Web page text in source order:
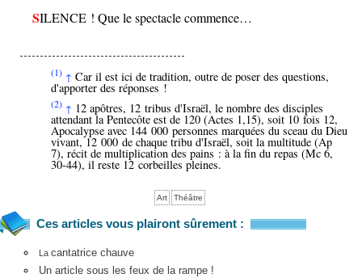
SILENCE ! Que le spectacle commence…
(1) ↑ Car il est ici de tradition, outre de poser des questions,
d'apporter des réponses !
(2) ↑ 12 apôtres, 12 tribus d'Israël, le nombre des disciples
attendant la Pentecôte est de 120 (Actes 1,15), soit 10 fois 12,
Apocalypse avec 144 000 personnes marquées du sceau du Dieu
vivant, 12 000 de chaque tribu d'Israël, soit la multitude (Ap
7), récit de multiplication des pains : à la fin du repas (Mc 6,
30-44), il reste 12 corbeilles pleines.
Art Théâtre
Ces articles vous plairont sûrement :
La cantatrice chauve
Un article sous les feux de la rampe !